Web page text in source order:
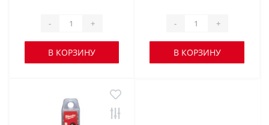
- +
В КОРЗИНУ
- +
В КОРЗИНУ